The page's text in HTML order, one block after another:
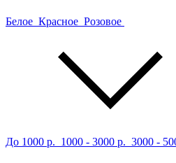
Белое Красное Розовое
До 1000 р. 1000 - 3000 р. 3000 -